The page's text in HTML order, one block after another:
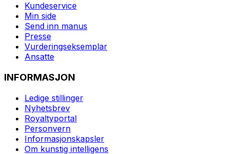
Kundeservice
Min side
Send inn manus
Presse
Vurderingseksemplar
Ansatte
INFORMASJON
Ledige stillinger
Nyhetsbrev
Royaltyportal
Personvern
Informasjonskapsler
Om kunstig intelligens